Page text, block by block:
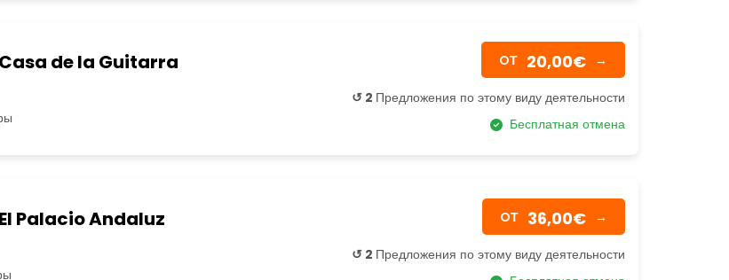
de la Guitarra OТ 20,00€ →
↺ 2 Предложения по этому виду деятельности
Бесплатная отмена
Palacio Andaluz OТ 36,00€ →
↺ 2 Предложения по этому виду деятельности